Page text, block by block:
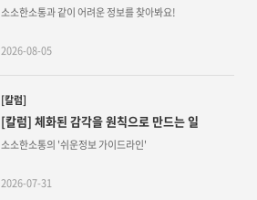
소소한소통과 같이 어려운 정보를 찾아봐요!
2026-08-05
[칼럼]
[칼럼] 체화된 감각을 원칙으로 만드는 일
소소한소통의 '쉬운정보 가이드라인'
2026-07-31